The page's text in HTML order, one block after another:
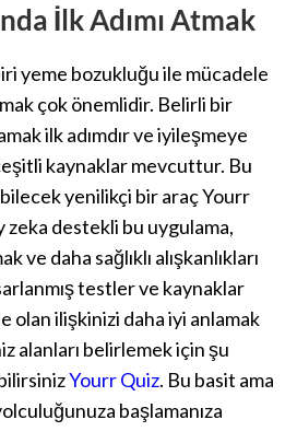
İlk Adımı Atmak
yeme bozukluğu ile mücadele
çok önemlidir. Belirli bir
ilk adımdır ve iyileşmeye
kaynaklar mevcuttur. Bu
yenilikçi bir araç Yourr
zeka destekli bu uygulama,
ve daha sağlıklı alışkanlıkları
testler ve kaynaklar
olan ilişkinizi daha iyi anlamak
alanları belirlemek için şu
Yourr Quiz. Bu basit ama
başlamanıza